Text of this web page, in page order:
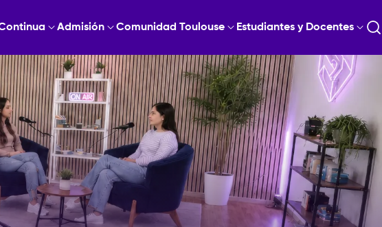
Admisión Comunidad Toulouse Estudiantes y Docentes